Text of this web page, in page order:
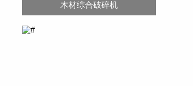
木材综合破碎机